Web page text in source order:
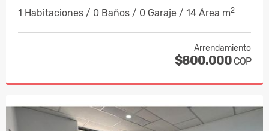
1 Habitaciones / 0 Baños / 0 Garaje / 14 Área m2
Arrendamiento
$800.000 COP